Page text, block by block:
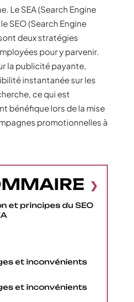
Le SEA (Search Engine
SEO (Search Engine
deux stratégies
pour y parvenir.
la publicité payante,
instantanée sur les
ce qui est
bénéfique lors de la mise
promotionnelles à
et principes du SEO
et inconvénients
et inconvénients